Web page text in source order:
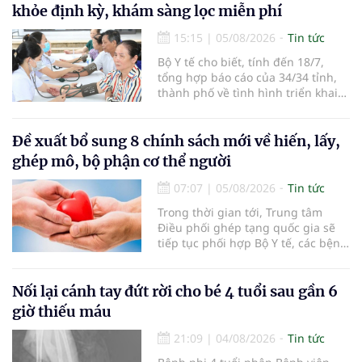
khỏe định kỳ, khám sàng lọc miễn phí
15:15 | 05/08/2026
Tin tức
Bộ Y tế cho biết, tính đến 18/7,
tổng hợp báo cáo của 34/34 tỉnh,
thành phố về tình hình triển khai
nhận 32.286.360 người, chiếm gần
30% dân số cả nước đã được khám
sức khỏe định kỳ năm nay.
Đề xuất bổ sung 8 chính sách mới về hiến, lấy,
ghép mô, bộ phận cơ thể người
07:07 | 05/08/2026
Tin tức
Trong thời gian tới, Trung tâm
Điều phối ghép tạng quốc gia sẽ
tiếp tục phối hợp Bộ Y tế, các bệnh
cường truyền thông, hoàn thiện
quy trình chuyên môn và hệ thống
hiến và ghép mô tạng.
Nối lại cánh tay đứt rời cho bé 4 tuổi sau gần 6
giờ thiếu máu
21:09 | 04/08/2026
Tin tức